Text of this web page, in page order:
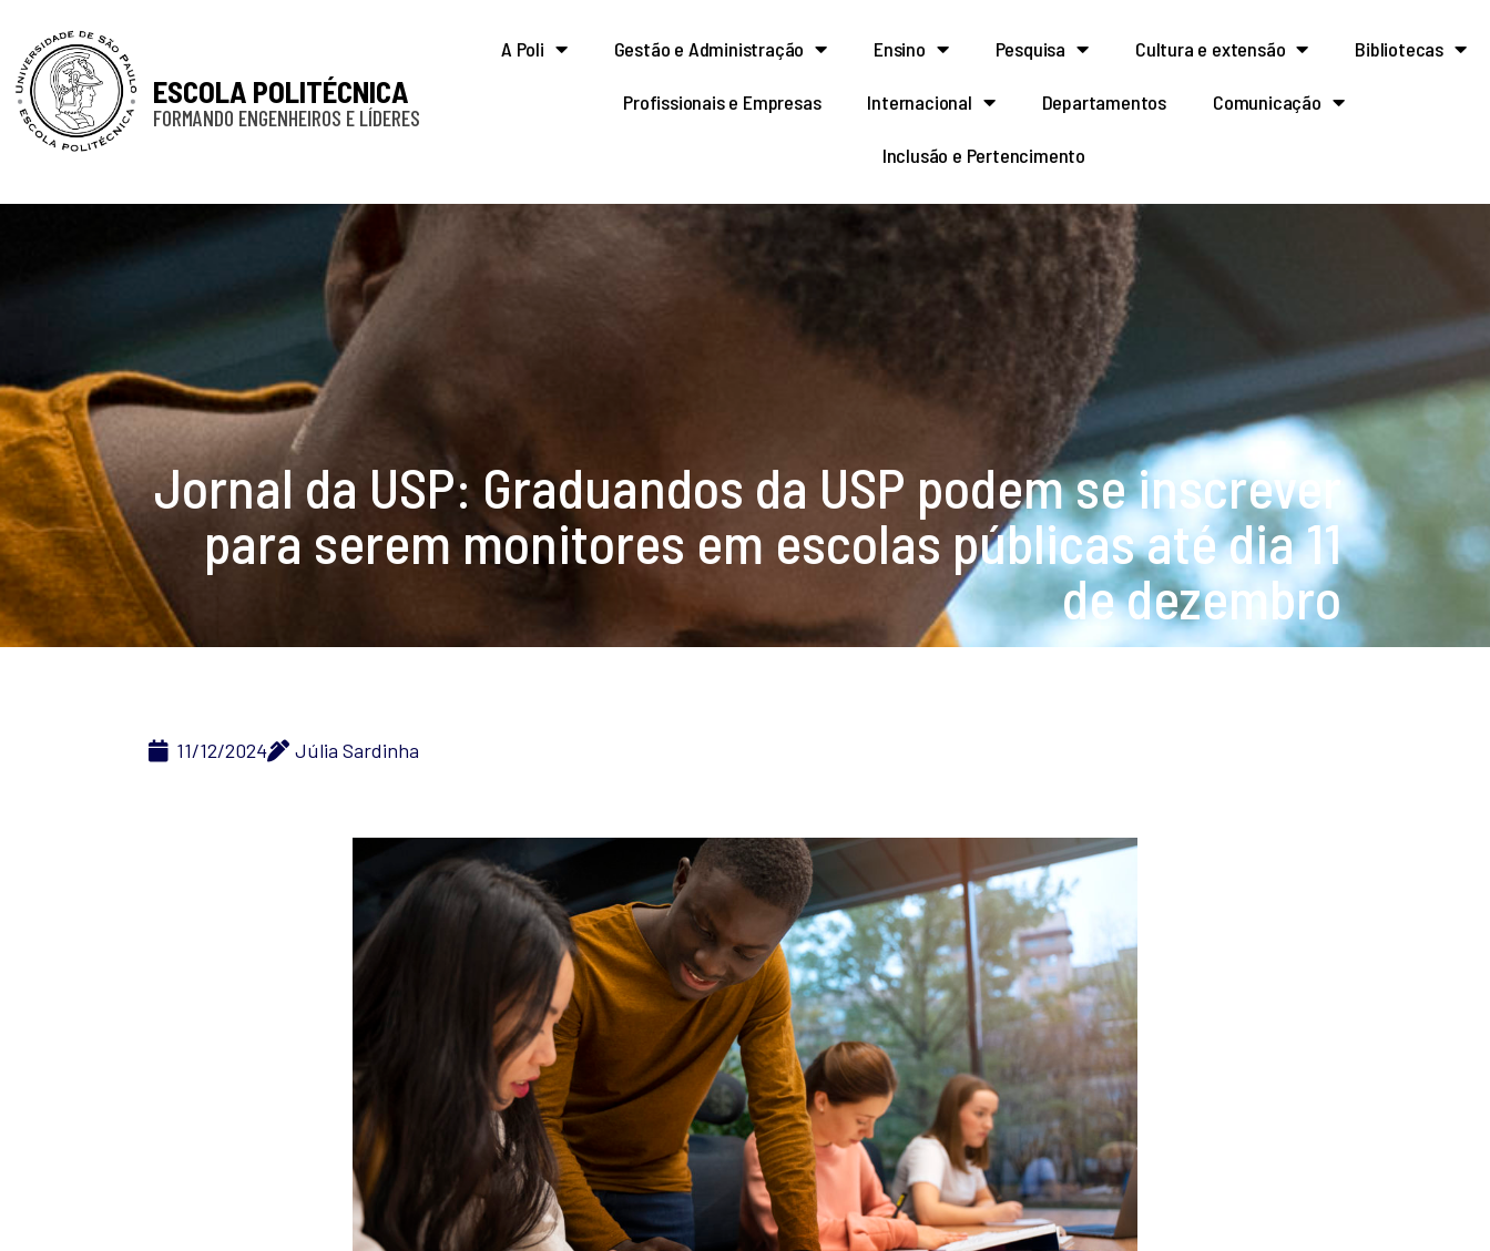
ESCOLA POLITÉCNICA
FORMANDO ENGENHEIROS E LÍDERES
A Poli Gestão e Administração Ensino Pesquisa Cultura e extensão Bibliotecas
Profissionais e Empresas Internacional Departamentos Comunicação
Inclusão e Pertencimento
Jornal da USP: Graduandos da USP podem se inscrever
para serem monitores em escolas públicas até dia 11
de dezembro
11/12/2024 Júlia Sardinha